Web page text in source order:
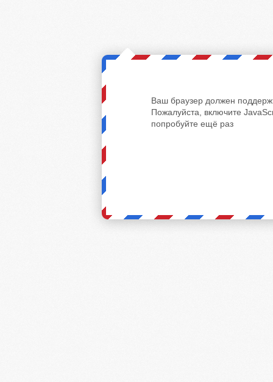
Ваш браузер должен
Пожалуйста, включите
попробуйте ещё раз